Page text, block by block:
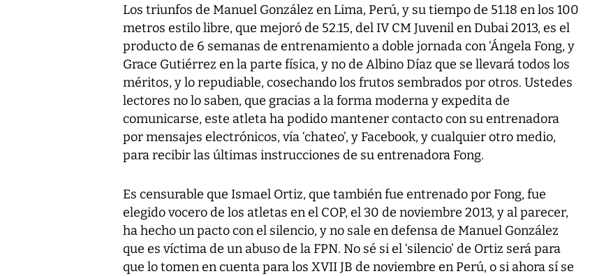
Los triunfos de Manuel González en Lima, Perú, y su tiempo de 51.18 en los 100
metros estilo libre, que mejoró de 52.15, del IV CM Juvenil en Dubai 2013, es el
producto de 6 semanas de entrenamiento a doble jornada con ‘Ángela Fong, y
Grace Gutiérrez en la parte física, y no de Albino Díaz que se llevará todos los
méritos, y lo repudiable, cosechando los frutos sembrados por otros. Ustedes
lectores no lo saben, que gracias a la forma moderna y expedita de
comunicarse, este atleta ha podido mantener contacto con su entrenadora
por mensajes electrónicos, vía ‘chateo’, y Facebook, y cualquier otro medio,
para recibir las últimas instrucciones de su entrenadora Fong.
Es censurable que Ismael Ortiz, que también fue entrenado por Fong, fue
elegido vocero de los atletas en el COP, el 30 de noviembre 2013, y al parecer,
ha hecho un pacto con el silencio, y no sale en defensa de Manuel González
que es víctima de un abuso de la FPN. No sé si el ‘silencio’ de Ortiz será para
que lo tomen en cuenta para los XVII JB de noviembre en Perú, o si ahora sí se